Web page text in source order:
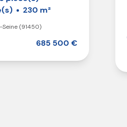
230 m²
(91450)
685 500 €